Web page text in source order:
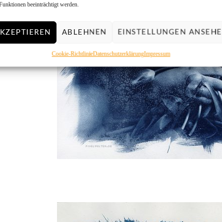
beeinträchtigt werden.
ABLEHNEN EINSTELLUNGEN
Cookie-RichtlinieDatenschutzerklärungImpressum